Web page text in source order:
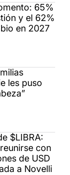
65%
y el 62%
en 2027
les puso
$LIBRA:
con
de USD
a Novelli